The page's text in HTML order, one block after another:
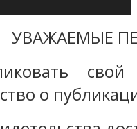
УВАЖАЕМЫЕ
о